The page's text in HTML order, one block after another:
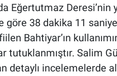
Eğertutmaz
38 dakika 11 saniye
Bahtiyar’ın
tutuklanmıştır. Salim
detaylı incelemelerde